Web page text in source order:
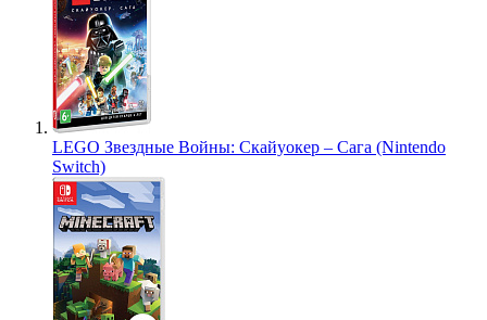
LEGO Звездные Войны: Скайуокер – Сага (Nintendo
Switch)